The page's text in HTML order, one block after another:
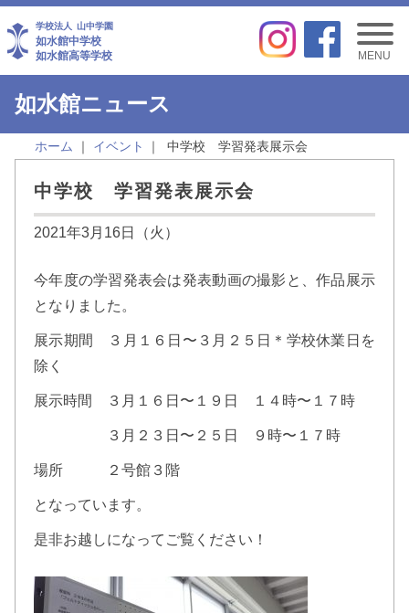
学校法人 山中学園
如水館中学校
如水館高等学校
MENU
如水館ニュース
ホーム イベント 中学校 学習発表展示会
中学校 学習発表展示会
2021年3月16日（火）
今年度の学習発表会は発表動画の撮影と、作品展示
となりました。
展示期間 ３月１６日〜３月２５日＊学校休業日を
除く
展示時間 ３月１６日〜１９日 １４時〜１７時
３月２３日〜２５日 ９時〜１７時
場所 ２号館３階
となっています。
是非お越しになってご覧ください！